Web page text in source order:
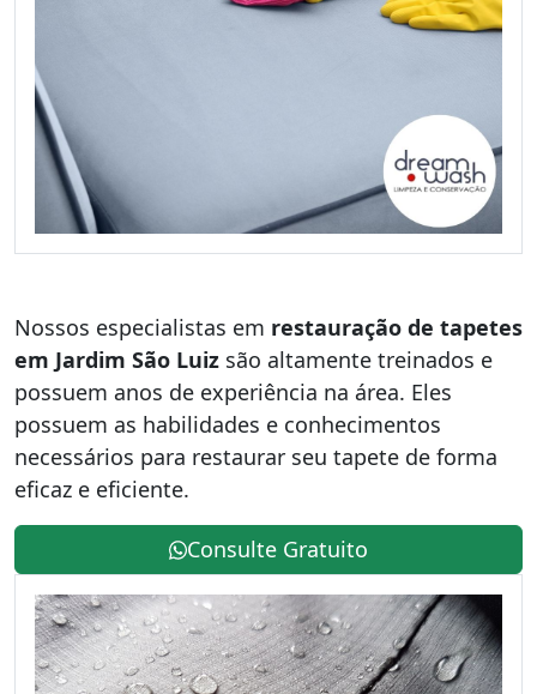
Nossos especialistas em restauração de tapetes
em Jardim São Luiz são altamente treinados e
possuem anos de experiência na área. Eles
possuem as habilidades e conhecimentos
necessários para restaurar seu tapete de forma
eficaz e eficiente.
Consulte Gratuito